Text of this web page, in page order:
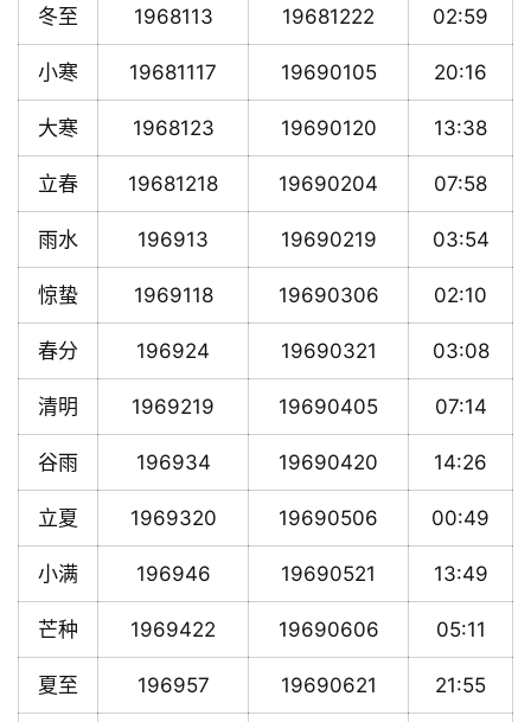
冬至 1968113 19681222 02:59
小寒 19681117 19690105 20:16
大寒 1968123 19690120 13:38
立春 19681218 19690204 07:58
雨水 196913 19690219 03:54
惊蛰 1969118 19690306 02:10
春分 196924 19690321 03:08
清明 1969219 19690405 07:14
谷雨 196934 19690420 14:26
立夏 1969320 19690506 00:49
小满 196946 19690521 13:49
芒种 1969422 19690606 05:11
夏至 196957 19690621 21:55